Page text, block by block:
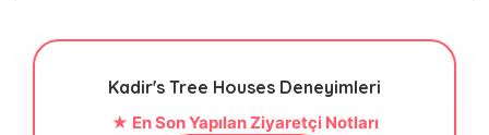
Kadir's Tree Houses Deneyimleri
★ En Son Yapılan Ziyaretçi Notları